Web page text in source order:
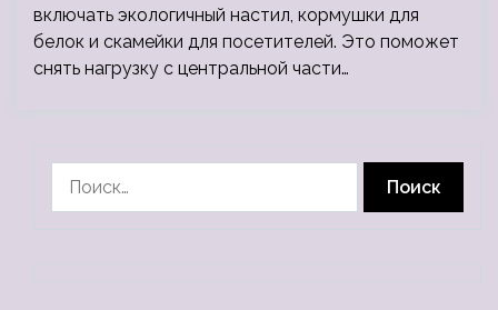
включать экологичный настил, кормушки для
белок и скамейки для посетителей. Это поможет
снять нагрузку с центральной части…